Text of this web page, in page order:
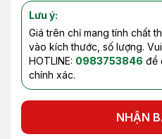
Lưu ý:
Giá trên chỉ mang tính chất
vào kích thước, số lượng.
HOTLINE: 0983753846 để
chính xác.
NHẬN